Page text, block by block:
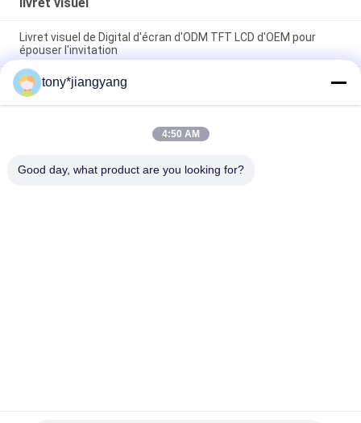
Livret visuel de Digital d'écran d'ODM TFT LCD d'OEM pour
épouser l'invitation
carte vidéo rechargeable d'affichage à cristaux liquides pour
des activités de conférence, brochures de l'affichage à
cristaux liquides 4,3/5/7inch
livret 4.3inch visuel électronique de la publicité d'affaires avec
tony*jiangyang
4:50 AM
Good day, what product are you looking for?